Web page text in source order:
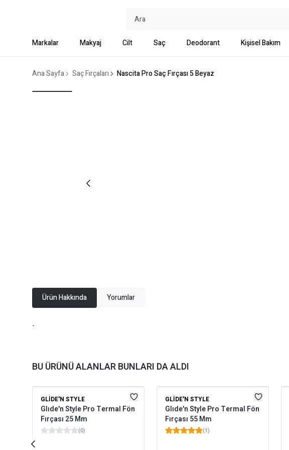
Markalar Makyaj Cilt Saç Deodorant Kişisel Bakım
Ana Sayfa Saç Fırçaları Nascita Pro Saç Fırçası 5 Beyaz
Ürün Hakkında Yorumlar
-
BU ÜRÜNÜ ALANLAR BUNLARI DA ALDI
GLIDE'N STYLE
Glıde'n Style Pro Termal Fön
Fırçası 25 Mm
(0)
GLIDE'N STYLE
Glıde'n Style Pro Termal Fön
Fırçası 55 Mm
(1)